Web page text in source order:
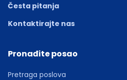
Česta pitanja
Kontaktirajte nas
Pronađite posao
Pretraga poslova